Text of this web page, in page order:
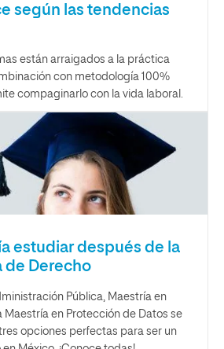
según las tendencias
están arraigados a la práctica
con metodología 100%
compaginarlo con la vida laboral.
estudiar después de la
de Derecho
Pública, Maestría en
Maestría en Protección de Datos se
opciones perfectas para ser un